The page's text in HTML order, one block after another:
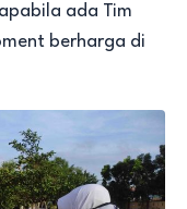
ada Tim
berharga di